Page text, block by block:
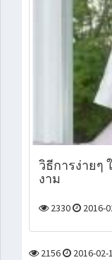
วิธีการง่ายๆ
งาม
2330 2016-
2156 2016-02-